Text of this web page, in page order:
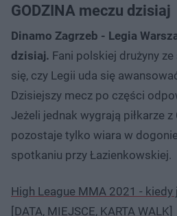
GODZINA meczu dzisiaj
Dinamo Zagrzeb - Legia
dzisiaj. Fani polskiej drużyny
się, czy Legii uda się
Dzisiejszy mecz po części
Jeżeli jednak wygrają piłkarze
pozostaje tylko wiara w
spotkaniu przy Łazienkowskiej.
High League MMA 2021 -
[DATA, MIEJSCE, KARTA WALK]